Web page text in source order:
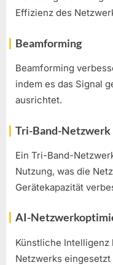
Effizienz des
Beamforming
Beamforming
indem es das Signal
ausrichtet.
Tri-Band-Netzwerk
Ein Tri-Band-
Nutzung, was die
Gerätekapazität
AI-
Künstliche Intelligenz
Netzwerks